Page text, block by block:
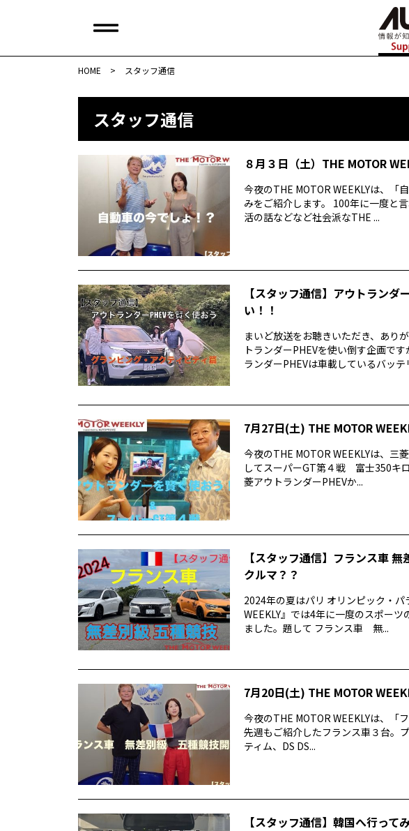
HOME > スタッフ通信
スタッフ通信
８月３日（土）THE MOTOR
今夜のTHE MOTOR WEEKLYは、「
みをご紹介します。 100年に一度と
活の話などなど社会派なTHE ...
【スタッフ通信】アウトラン
い！！
まいど放送をお聴きいただき、あり
トランダーPHEVを使い倒す企画で
ランダーPHEVは車載しているバッテ
7月27日(土) THE MOTOR
今夜のTHE MOTOR WEEKLYは、三
してスーパーGT第４戦 富士350キ
菱アウトランダーPHEVか...
【スタッフ通信】フランス車
クルマ？？
2024年の夏はパリ オリンピック・
WEEKLY』では4年に一度のスポー
ました。題して フランス車 無...
7月20日(土) THE MOTOR
今夜のTHE MOTOR WEEKLYは、
先週もご紹介したフランス車３台。
ティム、DS DS...
【スタッフ通信】韓国へ行って